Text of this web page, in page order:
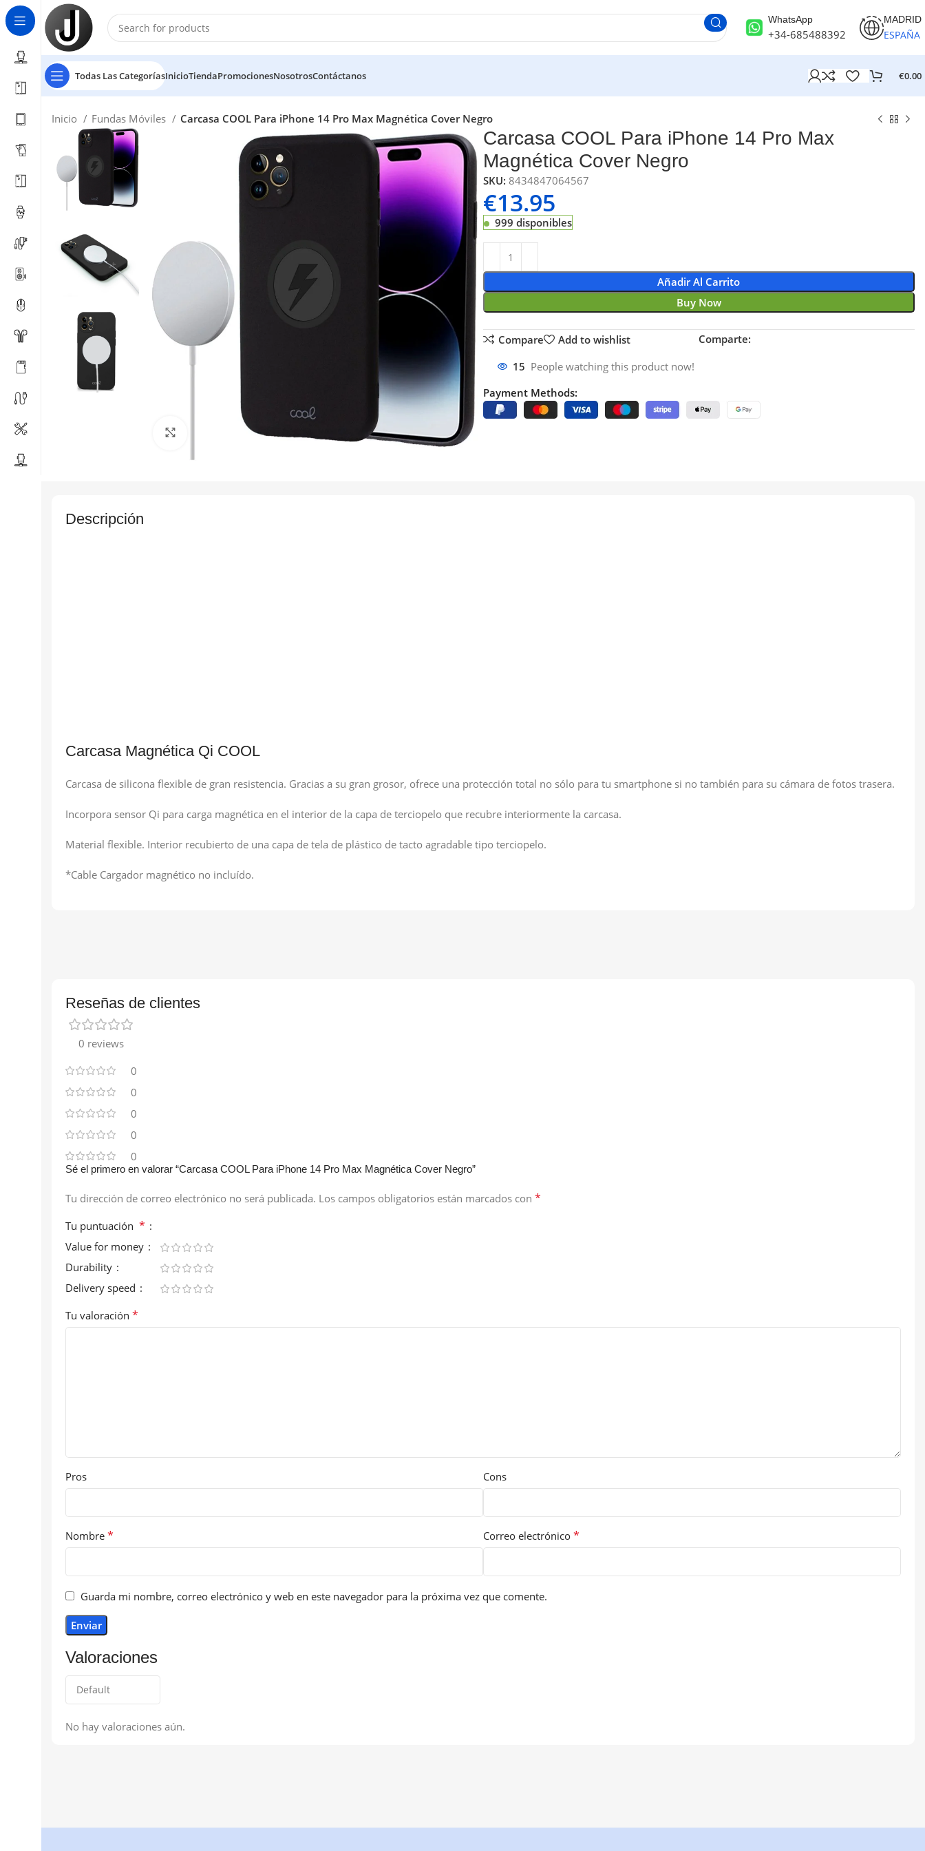
WhatsApp
+34-685488392
MADRID
ESPAÑA
Todas Las CategoríasInicioTiendaPromocionesNosotrosContáctanos €0.00
Inicio Fundas Móviles Carcasa COOL Para iPhone 14 Pro Max Magnética Cover Negro
Click to enlarge
Carcasa COOL Para iPhone 14 Pro Max
Magnética Cover Negro
SKU: 8434847064567
€13.95
999 disponibles
Añadir Al Carrito
Buy Now
Compare Add to wishlist Comparte:
15 People watching this product now!
Payment Methods:
Descripción
Carcasa Magnética Qi COOL
Carcasa de silicona flexible de gran resistencia. Gracias a su gran grosor, ofrece una protección total no sólo para tu smartphone si no también para su cámara de fotos trasera.
Incorpora sensor Qi para carga magnética en el interior de la capa de terciopelo que recubre interiormente la carcasa.
Material flexible. Interior recubierto de una capa de tela de plástico de tacto agradable tipo terciopelo.
*Cable Cargador magnético no incluído.
Reseñas de clientes
0 reviews
0
0
0
0
0
Valoraciones
No hay valoraciones aún.
Sé el primero en valorar “Carcasa COOL Para iPhone 14 Pro Max Magnética Cover Negro”
Tu dirección de correo electrónico no será publicada. Los campos obligatorios están marcados con *
Tu puntuación *
Value for money
Durability
Delivery speed
Tu valoración *
Pros Cons
Nombre * Correo electrónico *
Guarda mi nombre, correo electrónico y web en este navegador para la próxima vez que comente.